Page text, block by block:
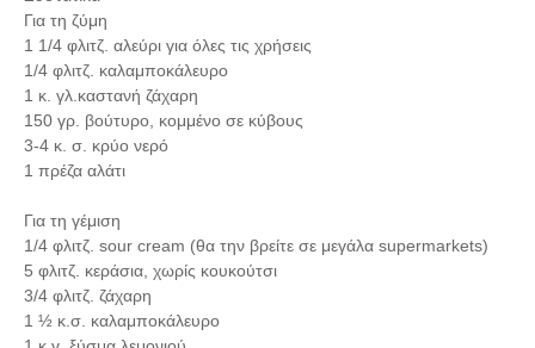
Για τη ζύμη
1 1/4 φλιτζ. αλεύρι για όλες τις χρήσεις
1/4 φλιτζ. καλαμποκάλευρο
1 κ. γλ.καστανή ζάχαρη
150 γρ. βούτυρο, κομμένο σε κύβους
3-4 κ. σ. κρύο νερό
1 πρέζα αλάτι
Για τη γέμιση
1/4 φλιτζ. sour cream (θα την βρείτε σε μεγάλα supermarkets)
5 φλιτζ. κεράσια, χωρίς κουκούτσι
3/4 φλιτζ. ζάχαρη
1 ½ κ.σ. καλαμποκάλευρο